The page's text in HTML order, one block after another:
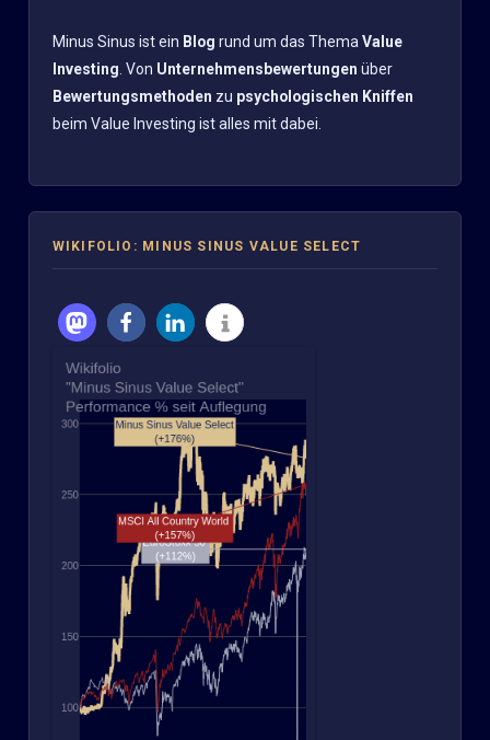
Minus Sinus ist ein Blog rund um das Thema Value
Investing . Von Unternehmensbewertungen über
Bewertungsmethoden zu psychologischen Kniffen
beim Value Investing ist alles mit dabei.
WIKIFOLIO: MINUS SINUS VALUE SELECT